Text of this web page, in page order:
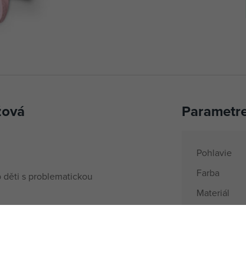
s problematickou
vysuší
Pohlavie
Farba
Materiál
Názov